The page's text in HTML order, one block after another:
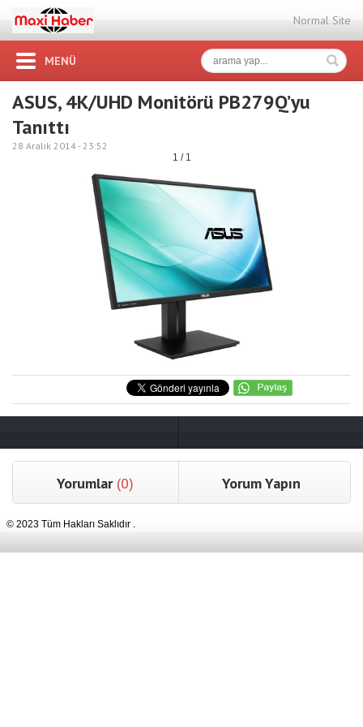
Normal Site
MENÜ
ASUS, 4K/UHD Monitörü PB279Q’yu
Tanıttı
28 Aralık 2014 -23:52
1 / 1
Yorumlar (0) Yorum Yapın
© 2023 Tüm Hakları Saklıdır .